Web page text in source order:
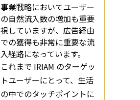
事業戦略においてユーザー
の自然流入数の増加も重要
視していますが、広告経由
での獲得も非常に重要な流
入経路になっています。
これまで IRIAM のターゲッ
トユーザーにとって、生活
の中でのタッチポイントに